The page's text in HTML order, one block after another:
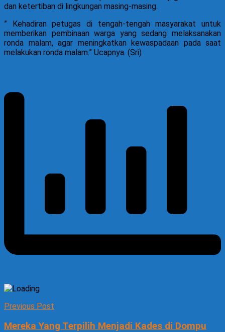
dan ketertiban di lingkungan masing-masing.
” Kehadiran petugas di tengah-tengah masyarakat untuk
memberikan pembinaan warga yang sedang melaksanakan
ronda malam, agar meningkatkan kewaspadaan pada saat
melakukan ronda malam.” Ucapnya. (Sri)
Previous Post
Mereka Yang Terpilih Menjadi Kades di Dompu